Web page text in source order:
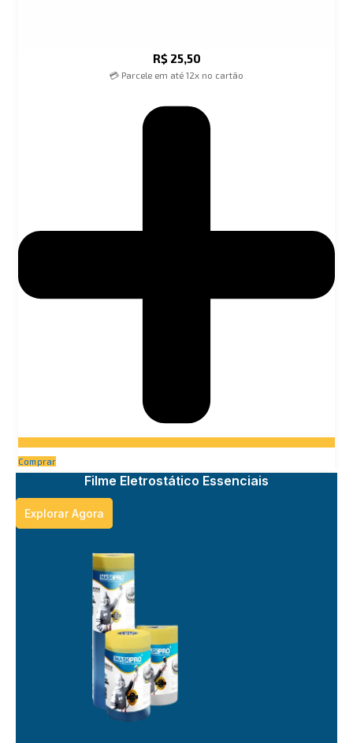
R$25,50
💳 Parcele em até 12x no cartão
Comprar
Filme Eletrostático Essenciais
Explorar Agora